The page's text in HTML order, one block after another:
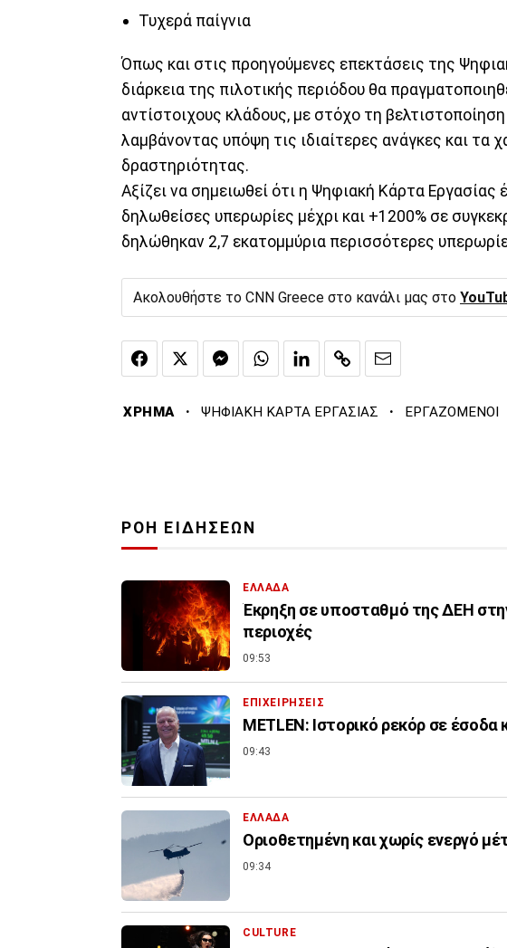
Τυχερά παίγνια
Όπως και στις προηγούμενες επεκτάσεις της
διάρκεια της πιλοτικής περιόδου θα
αντίστοιχους κλάδους, με στόχο τη
λαμβάνοντας υπόψη τις ιδιαίτερες ανάγκες και τα
δραστηριότητας.
Αξίζει να σημειωθεί ότι η Ψηφιακή Κάρτα Εργασίας
δηλωθείσες υπερωρίες μέχρι και +1200% σε
δηλώθηκαν 2,7 εκατομμύρια περισσότερες
Ακολουθήστε το CNN Greece στο κανάλι μας στο
ΧΡΗΜΑ · ΨΗΦΙΑΚΗ ΚΑΡΤΑ ΕΡΓΑΣΙΑΣ · ΕΡΓΑΖΟΜΕΝΟΙ
ΡΟΗ ΕΙΔΗΣΕΩΝ
ΕΛΛΑΔΑ
Έκρηξη σε υποσταθμό της ΔΕΗ
περιοχές
09:53
ΕΠΙΧΕΙΡΗΣΕΙΣ
METLEN: Ιστορικό ρεκόρ σε έσοδα
09:43
ΕΛΛΑΔΑ
Οριοθετημένη και χωρίς ενεργό
09:34
CULTURE